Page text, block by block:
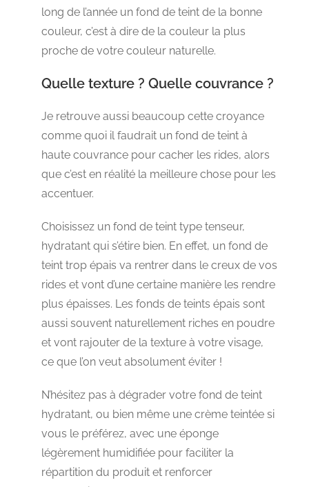
long de l’année un fond de teint de la bonne
couleur, c’est à dire de la couleur la plus
proche de votre couleur naturelle.
Quelle texture ? Quelle couvrance ?
Je retrouve aussi beaucoup cette croyance
comme quoi il faudrait un fond de teint à
haute couvrance pour cacher les rides, alors
que c’est en réalité la meilleure chose pour les
accentuer.
Choisissez un fond de teint type tenseur,
hydratant qui s’étire bien. En effet, un fond de
teint trop épais va rentrer dans le creux de vos
rides et vont d’une certaine manière les rendre
plus épaisses. Les fonds de teints épais sont
aussi souvent naturellement riches en poudre
et vont rajouter de la texture à votre visage,
ce que l’on veut absolument éviter !
N’hésitez pas à dégrader votre fond de teint
hydratant, ou bien même une crème teintée si
vous le préférez, avec une éponge
légèrement humidifiée pour faciliter la
répartition du produit et renforcer